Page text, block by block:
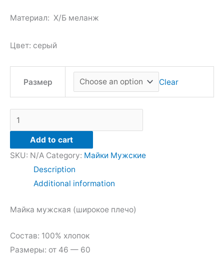
Материал: Х/Б меланж
Цвет: серый
Размер Clear
Add to cart
SKU: N/A Category: Майки Мужские
Description
Additional information
Майка мужская (широкое плечо)
Состав: 100% хлопок
Размеры: от 46 — 60
product
product
product